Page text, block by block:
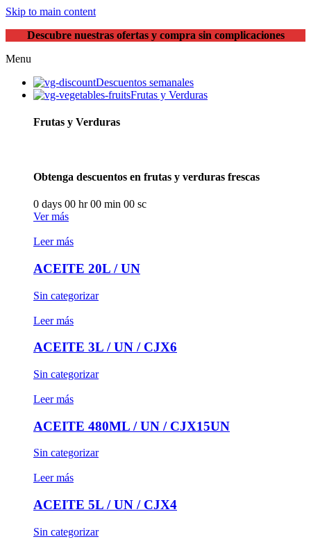
Skip to main content
Descubre nuestras ofertas y compra sin complicaciones
Menu
Descuentos semanales
Frutas y Verduras
Frutas y Verduras
Obtenga descuentos en frutas y verduras frescas
0 days 00 hr00 min 00 sc
Ver más
Leer más
ACEITE 20L / UN
Sin categorizar
Leer más
ACEITE 3L / UN / CJX6
Sin categorizar
Leer más
ACEITE 480ML / UN / CJX15UN
Sin categorizar
Leer más
ACEITE 5L / UN / CJX4
Sin categorizar